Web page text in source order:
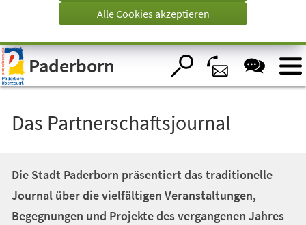
Visuelle
Assistenzsoftware
öffnen.
Alle Cookies akzeptieren
Paderborn
Das Partnerschaftsjournal
Die Stadt Paderborn präsentiert das traditionelle
Journal über die vielfältigen Veranstaltungen,
Begegnungen und Projekte des vergangenen Jahres